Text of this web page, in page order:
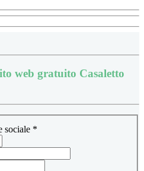
web gratuito Casaletto
sociale *